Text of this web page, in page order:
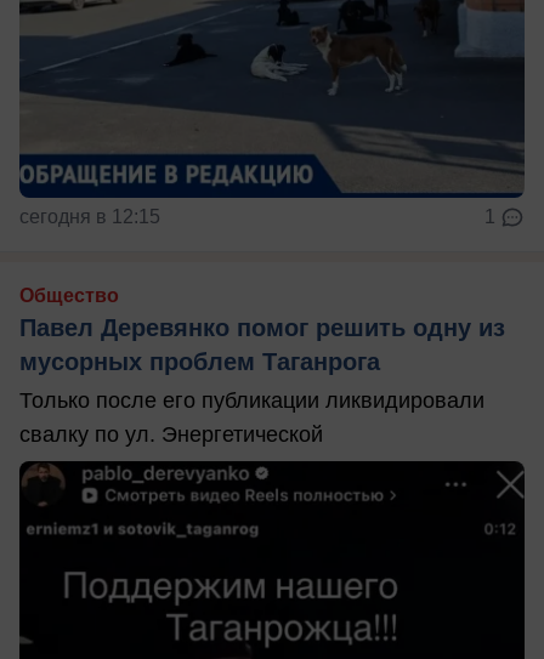
сегодня в 12:15 1
Общество
Павел Деревянко помог решить одну из
мусорных проблем Таганрога
Только после его публикации ликвидировали
свалку по ул. Энергетической